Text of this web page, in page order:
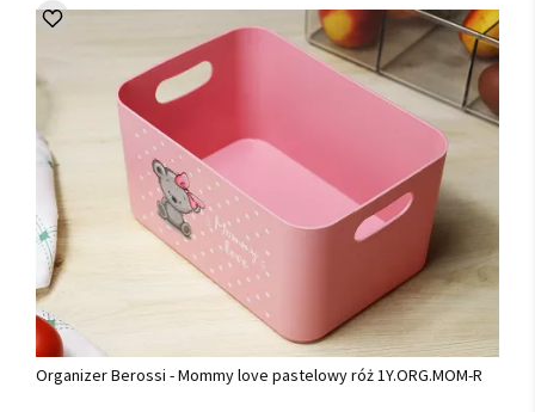
Organizer Berossi - Mommy love pastelowy róż 1Y.ORG.MOM-R